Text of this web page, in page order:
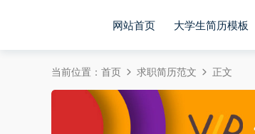
网站首页 大学生简历模板
当前位置： 首页 求职简历范文 正文